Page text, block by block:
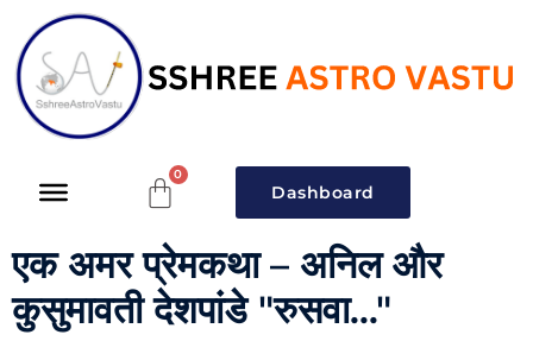
Dashboard
एक अमर प्रेमकथा – अनिल और
कुसुमावती देशपांडे "रुसवा..."